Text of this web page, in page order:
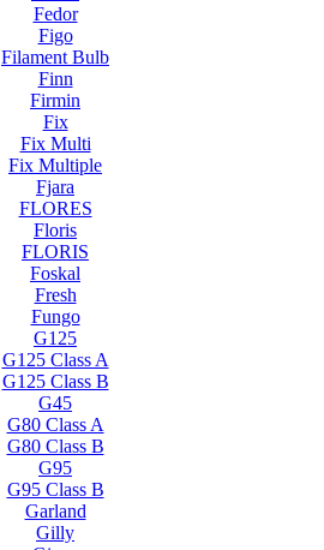
Fedor
Figo
Filament Bulb
Finn
Firmin
Fix
Fix Multi
Fix Multiple
Fjara
FLORES
Floris
FLORIS
Foskal
Fresh
Fungo
G125
G125 Class A
G125 Class B
G45
G80 Class A
G80 Class B
G95
G95 Class B
Garland
Gilly